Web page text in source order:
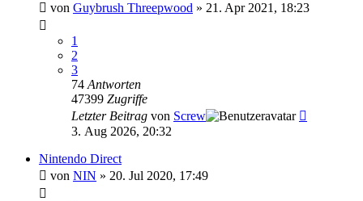
von Guybrush Threepwood » 21. Apr 2021, 18:23
1
2
3
74 Antworten
47399 Zugriffe
Letzter Beitrag von Screw
3. Aug 2026, 20:32
Nintendo Direct
von NIN » 20. Jul 2020, 17:49